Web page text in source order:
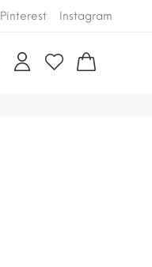
Pinterest Instagram